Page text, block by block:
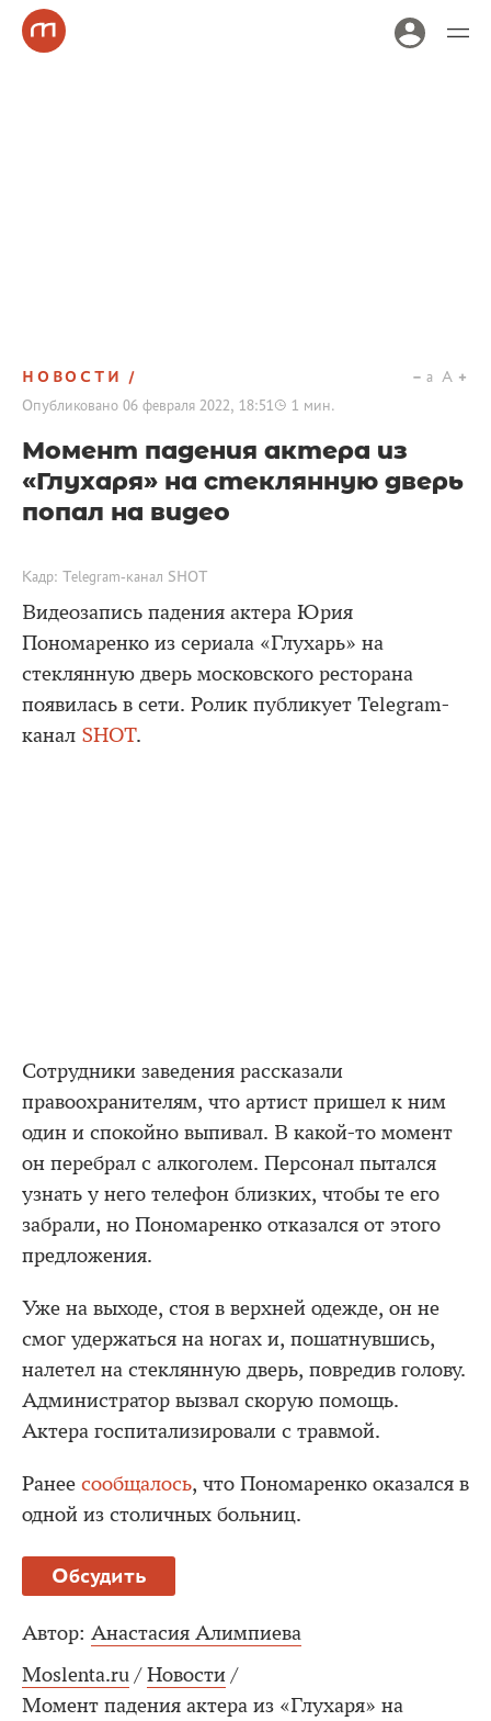
НОВОСТИ
Опубликовано 06 февраля 2022, 18:51 1 мин.
a A
Момент падения актера из
«Глухаря» на стеклянную дверь
попал на видео
Кадр: Telegram-канал SHOT
Видеозапись падения актера Юрия
Пономаренко из сериала «Глухарь» на
стеклянную дверь московского ресторана
появилась в сети. Ролик публикует Telegram-
канал SHOT.
Сотрудники заведения рассказали
правоохранителям, что артист пришел к ним
один и спокойно выпивал. В какой-то момент
он перебрал с алкоголем. Персонал пытался
узнать у него телефон близких, чтобы те его
забрали, но Пономаренко отказался от этого
предложения.
Уже на выходе, стоя в верхней одежде, он не
смог удержаться на ногах и, пошатнувшись,
налетел на стеклянную дверь, повредив голову.
Администратор вызвал скорую помощь.
Актера госпитализировали с травмой.
Ранее сообщалось, что Пономаренко оказался в
одной из столичных больниц.
Обсудить
Автор: Анастасия Алимпиева
Moslenta.ru / Новости /
Момент падения актера из «Глухаря» на